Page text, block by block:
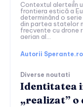
Contextul alerteiÎn
frontiera estică a
determinând o
din partea statelor
frecvente cu drone
aerian al...
Autorii Sperante.ro
Diverse noutati
Identitatea
„realizat” o